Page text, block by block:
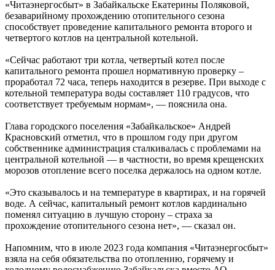
«Читаэнергосбыт» в Забайкальске Екатерины Поляковой,
безаварийному прохождению отопительного сезона
способствует проведение капитального ремонта второго и
четвертого котлов на центральной котельной.
«Сейчас работают три котла, четвертый котел после
капитального ремонта прошел нормативную проверку –
проработал 72 часа, теперь находится в резерве. При выходе с
котельной температура воды составляет 110 градусов, что
соответствует требуемым нормам», — пояснила она.
Глава городского поселения «Забайкальское» Андрей
Красновский отметил, что в прошлом году при другом
собственнике администрация сталкивалась с проблемами на
центральной котельной — в частности, во время крещенских
морозов отопление всего поселка держалось на одном котле.
«Это сказывалось и на температуре в квартирах, и на горячей
воде. А сейчас, капитальный ремонт котлов кардинально
поменял ситуацию в лучшую сторону – страха за
прохождение отопительного сезона нет», — сказал он.
Напомним, что в июле 2023 года компания «Читаэнергосбыт»
взяла на себя обязательства по отоплению, горячему и